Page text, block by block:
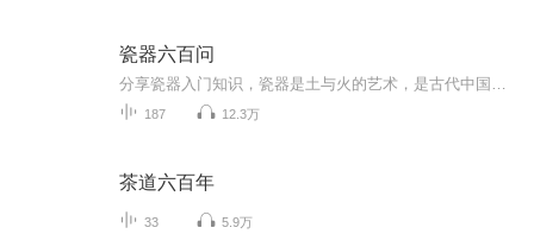
瓷器六百问
187 12.3万
茶道六百年
33 5.9万